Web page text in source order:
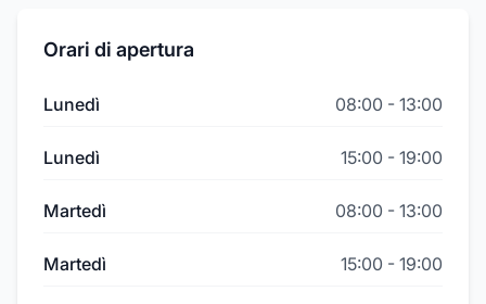
Orari di apertura
Lunedì 08:00 - 13:00
Lunedì 15:00 - 19:00
Martedì 08:00 - 13:00
Martedì 15:00 - 19:00